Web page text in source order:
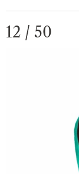
12 / 50